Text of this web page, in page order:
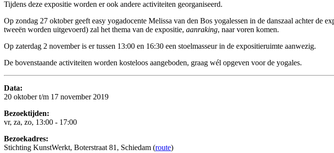
Tijdens deze expositie worden er ook andere activiteiten georganiseerd.
Op zondag 27 oktober geeft easy yogadocente Melissa van den Bos yogalessen in de danszaal achter de
tweeën worden uitgevoerd) zal het thema van de expositie, aanraking, naar voren komen.
Op zaterdag 2 november is er tussen 13:00 en 16:30 een stoelmasseur in de expositieruimte aanwezig.
De bovenstaande activiteiten worden kosteloos aangeboden, graag wél opgeven voor de yogales.
Data:
20 oktober t/m 17 november 2019
Bezoektijden:
vr, za, zo, 13:00 - 17:00
Bezoekadres:
Stichting KunstWerkt, Boterstraat 81, Schiedam (route)